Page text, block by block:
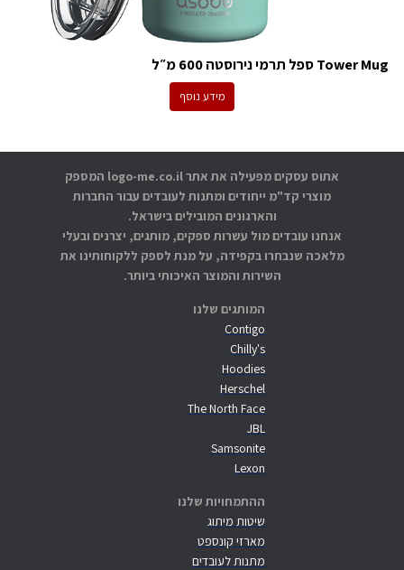
Tower Mug ספל תרמי נירוסטה 600 מ״ל
מידע נוסף
המותגים שלנו
Contigo
Chilly's
Hoodies
Herschel
The North Face
JBL
Samsonite
Lexon
ההתמחויות שלנו
שיטות מיתוג
מארזי קונספט
מתנות לעובדים
אתוס עסקים מפעילה את אתר logo-me.co.il המספק
מוצרי קד"מ ייחודים ומתנות לעובדים עבור החברות
והארגונים המובילים בישראל.
אנחנו עובדים מול עשרות ספקים, מותגים, יצרנים ובעלי
מלאכה שנבחרו בקפידה, על מנת לספק ללקוחותינו את
השירות והמוצר האיכותי ביותר.